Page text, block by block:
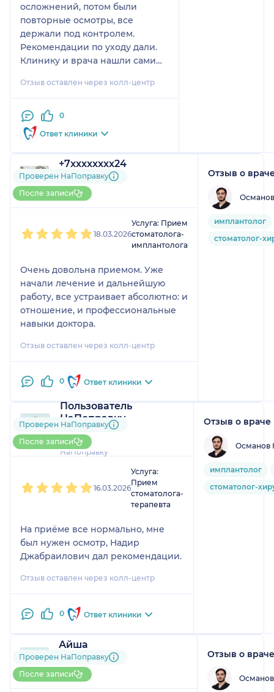
осложнений, потом были
повторные осмотры, все
держали под контролем.
Рекомендации по уходу дали.
Клинику и врача нашли сами
все устроило.
Отзыв оставлен через колл-центр
0
Ответ клиники
+7xxxxxxxx24
7 отзывови6 оценок
Больше 40 записей через
НаПоправку
Проверен НаПоправку
После записи
18.03.2026
Услуга: Прием
стоматолога-
имплантолога
Очень довольна приемом. Уже
начали лечение и дальнейшую
работу, все устраивает абсолютно: и
отношение, и профессиональные
навыки доктора.
Отзыв оставлен через колл-центр
0 Ответ клиники
Отзыв о
имплантолог
стоматолог-
Пользователь
НаПоправку
1 отзыв
До 5 записей через
НаПоправку
Проверен НаПоправку
После записи
16.03.2026
Услуга:
Прием
стоматолога-
терапевта
На приёме все нормально, мне
был нужен осмотр, Надир
Джабраилович дал рекомендации.
Отзыв оставлен через колл-центр
0 Ответ клиники
Отзыв о враче
Османов
имплантолог
стоматолог-
Айша
4 отзываи2 оценки
Больше 100 записей через
НаПоправку
Проверен НаПоправку
После записи
Отзыв о враче